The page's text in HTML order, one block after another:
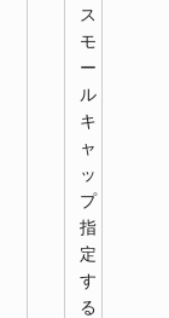
ス
モ
ー
ル
キ
ャ
ッ
プ
指
定
す
る